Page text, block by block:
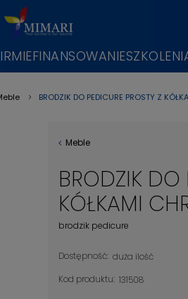
FINANSOWANIE
BRODZIK DO PEDICURE PROSTY Z
Meble
BRODZIK DO
KÓŁKAMI
brodzik pedicure
Dostępność: duża ilość
Kod produktu: 131508